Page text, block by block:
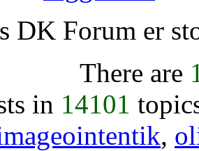
DK Forum er
There are
in 14101
,